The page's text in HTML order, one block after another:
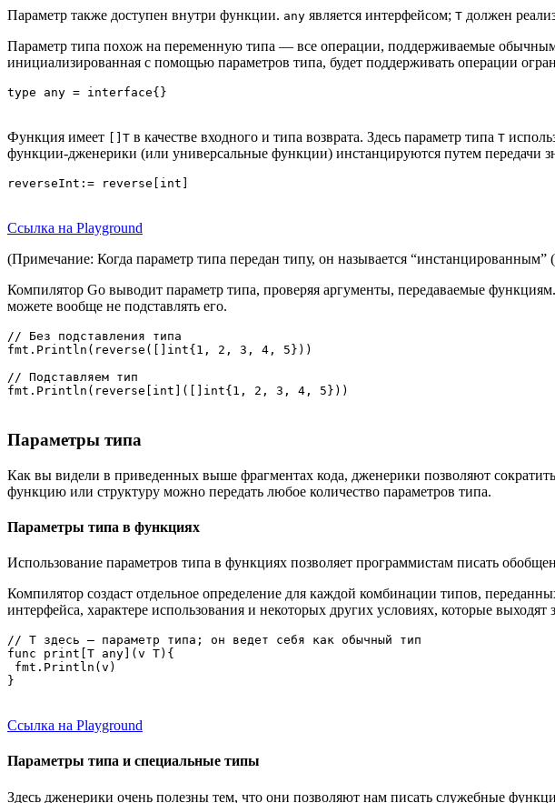
Параметр также доступен внутри функции. any является интерфейсом; Т должен
Параметр типа похож на переменную типа — все операции, поддерживаемые
инициализированная с помощью параметров типа, будет поддерживать операции
type any = interface{}
Функция имеет []Т в качестве входного и типа возврата. Здесь параметр типа Т
функции-дженерики (или универсальные функции) инстанцируются путем передачи
reverseInt:= reverse[int]
Ссылка на Playground
(Примечание: Когда параметр типа передан типу, он называется “инстанцированным”
Компилятор Go выводит параметр типа, проверяя аргументы, передаваемые
можете вообще не подставлять его.
// Без подставления типа
fmt.Println(reverse([]int{1, 2, 3, 4, 5}))
// Подставляем тип
fmt.Println(reverse[int]([]int{1, 2, 3, 4, 5}))
Параметры типа
Как вы видели в приведенных выше фрагментах кода, дженерики позволяют
функцию или структуру можно передать любое количество параметров типа.
Параметры типа в функциях
Использование параметров типа в функциях позволяет программистам писать
Компилятор создаст отдельное определение для каждой комбинации типов,
интерфейса, характере использования и некоторых других условиях, которые выходят
// T здесь — параметр типа; он ведет себя как обычный тип
func print[T any](v T){
fmt.Println(v)
}
Ссылка на Playground
Параметры типа и специальные типы
Здесь дженерики очень полезны тем, что они позволяют нам писать служебные